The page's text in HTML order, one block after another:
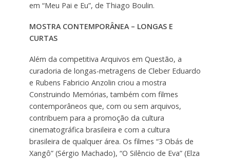
em “Meu Pai e Eu”, de Thiago Boulin.
MOSTRA CONTEMPORÂNEA – LONGAS E
CURTAS
Além da competitiva Arquivos em Questão, a
curadoria de longas-metragens de Cleber Eduardo
e Rubens Fabricio Anzolin criou a mostra
Construindo Memórias, também com filmes
contemporâneos que, com ou sem arquivos,
contribuem para a promoção da cultura
cinematográfica brasileira e com a cultura
brasileira de qualquer área. Os filmes “3 Obás de
Xangô” (Sérgio Machado), “O Silêncio de Eva” (Elza